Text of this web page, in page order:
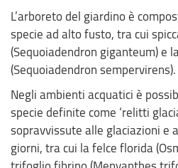
L’arboreto del giardino è
specie ad alto fusto, tra cui
(Sequoiadendron giganteum) e
(Sequoiadendron sempervirens).
Negli ambienti acquatici è
specie definite come ‘relitti
sopravvissute alle glaciazioni e
giorni, tra cui la felce florida